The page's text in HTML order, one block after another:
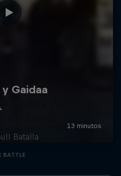
Nueva Historia:
Batalla
BATTLE